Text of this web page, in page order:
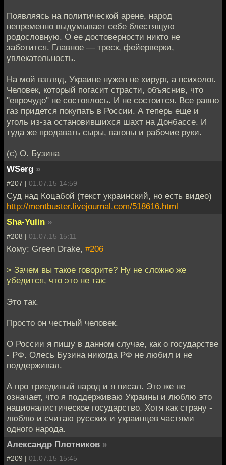
Появляясь на политической арене, народ
непременно выдумывает себе блестящую
родословную. О ее достоверности никто не
заботится. Главное — треск, фейерверки,
увлекательность.
На мой взгляд, Украине нужен не хирург, а психолог.
Человек, который погасит страсти, объяснив, что
"еврочудо" не состоялось. И не состоится. Все равно
газ придется покупать в России. А теперь еще и
уголь из-за остановившихся шахт на Донбассе. И
туда же продавать сыры, вагоны и рабочие руки.
(с) О. Бузина
WSerg »
#207 | 01.07.15 14:59
Суд над Коцабой (текст украинский, но есть видео)
http://mentbuster.livejournal.com/518616.html
Sha-Yulin »
#208 | 01.07.15 15:11
Кому: Green Drake, #206
> Зачем вы такое говорите? Ну не сложно же
убедится, что это не так:
Это так.
Просто он честный человек.
О России я пишу в данном случае, как о государстве
- РФ. Олесь Бузина никогда РФ не любил и не
поддерживал.
А про триединый народ и я писал. Это же не
означает, что я поддерживаю Украины и люблю это
националистическое государство. Хотя как страну -
люблю и считаю русских и украинцев частями
одного народа.
Александр Плотников »
#209 | 01.07.15 15:45